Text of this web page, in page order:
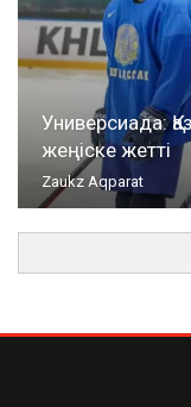
Универсиада:
жеңіске жетті
Zaukz Aqparat